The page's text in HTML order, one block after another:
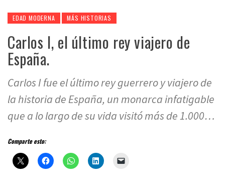
EDAD MODERNA MÁS HISTORIAS
Carlos I, el último rey viajero de
España.
Carlos I fue el último rey guerrero y viajero de
la historia de España, un monarca infatigable
que a lo largo de su vida visitó más de 1.000…
Comparte esto: